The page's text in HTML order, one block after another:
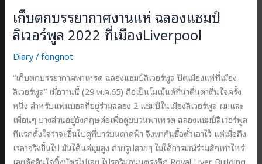
เก็บตกบรรยากาศงานแห่ ฉลองแชมป์
ลิเวอร์พูล 2022 ที่เมืองLiverpool
Diary/fongnot
“เก็บตกบรรยากาศพาเหรด ฉลองแชมป์ลิเวอร์พูล ปิดเมืองแห่ที่เมือง
ลิเวอร์พูล” เมื่อวานนี้ (29 พ.ค.65) ถือเป็นโมเม้นต์ที่น่าตื่นตาตื่นใจครั้ง
หนึ่ง สำหรับแฟนบอลที่อยู่ร่วมฉลอง 2 แชมป์ในเมืองลิเวอร์พูล ผมและ
เพื่อนๆ บางส่วนอยู่อังกฤษต่อเพื่อดูขบวนพาเหรด ฉลองแชมป์ลิเวอร์พูล
ทีแรกตั้งใจว่าจะขึ้นไปดูที่บาร์บนดาดฟ้า จึงพากันซื้อตั๋วเอาไว้ แต่เมื่อถึง
เวลาจริงขึ้นไป มันได้แค่มุมสูง ถ่ายรูปสวยๆ ไม่ได้อารมณ์ร่วมสักเท่าไหร่